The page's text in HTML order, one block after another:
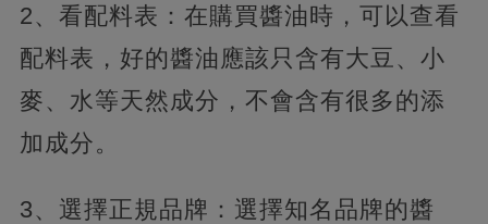
2、看配料表：在購買醬油時，可以查看
配料表，好的醬油應該只含有大豆、小
麥、水等天然成分，不會含有很多的添
加成分。
3、選擇正規品牌：選擇知名品牌的醬